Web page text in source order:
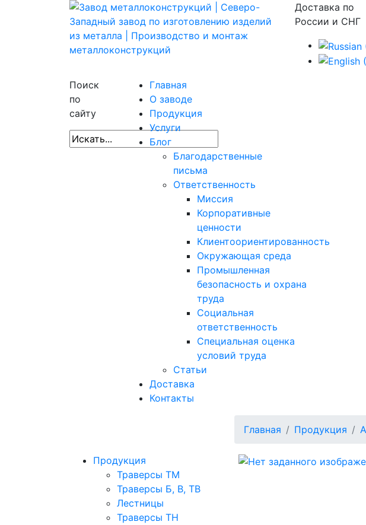
Доставка по
России и СНГ
Поиск
по
сайту
Главная
О заводе
Продукция
Услуги
Блог
Благодарственные
письма
Ответственность
Миссия
Корпоративные
ценности
Клиентоориентированность
Окружающая среда
Промышленная
безопасность и охрана
труда
Социальная
ответственность
Специальная оценка
условий труда
Статьи
Доставка
Контакты
Главная Продукция
Продукция
Траверсы ТМ
Траверсы Б, В, ТВ
Лестницы
Траверсы ТН